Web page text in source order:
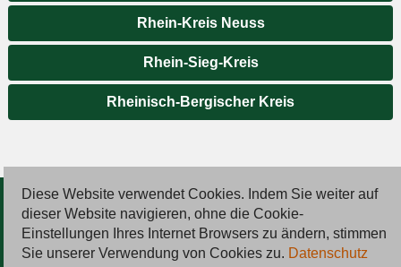
Rhein-Kreis Neuss
Rhein-Sieg-Kreis
Rheinisch-Bergischer Kreis
© 2026 Deutsche Jobmarkt GmbH
Inserieren
Diese Website verwendet Cookies. Indem Sie weiter auf
dieser Website navigieren, ohne die Cookie-
Einstellungen Ihres Internet Browsers zu ändern, stimmen
Sie unserer Verwendung von Cookies zu. Datenschutz